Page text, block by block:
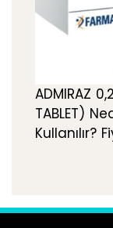
ADMIRAZ
TABLET)
Kullanılır?